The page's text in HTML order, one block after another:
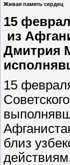
Живая память сердец
15
из
Дмитрия
15
близ